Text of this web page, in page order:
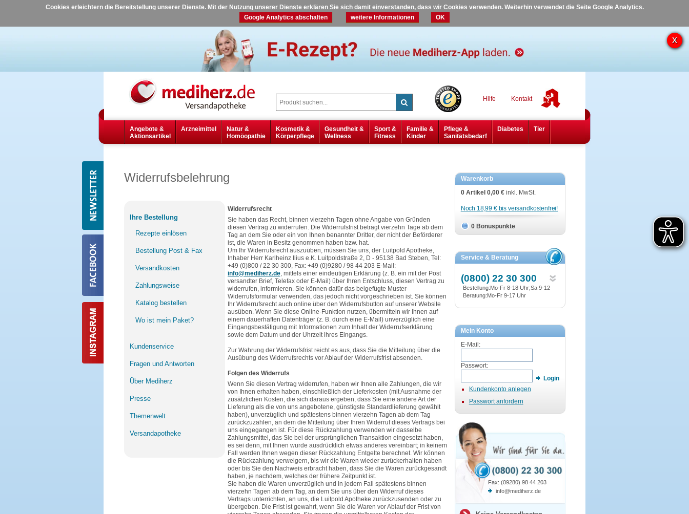
Cookies erleichtern die Bereitstellung unserer Dienste. Mit der Nutzung unserer Dienste erklären Sie sich damit einverstanden, dass wir Cookies verwenden. Weiterhin verwendet die Seite Google Analytics.
Google Analytics abschalten
weitere Informationen OK
Hilfe Kontakt
Angebote &
Aktionsartikel
Arzneimittel
Natur &
Homöopathie
Kosmetik &
Körperpflege
Gesundheit &
Wellness
Sport &
Fitness
Familie &
Kinder
Pflege &
Sanitätsbedarf
Diabetes Tier
Widerrufsbelehrung
Widerrufsrecht
Sie haben das Recht, binnen vierzehn Tagen ohne Angabe von Gründen
diesen Vertrag zu widerrufen. Die Widerrufsfrist beträgt vierzehn Tage ab dem
Tag an dem Sie oder ein von Ihnen benannter Dritter, der nicht der Beförderer
ist, die Waren in Besitz genommen haben bzw. hat.
Um Ihr Widerrufsrecht auszuüben, müssen Sie uns, der Luitpold Apotheke,
Inhaber Herr Karlheinz Ilius e.K. Luitpoldstraße 2, D - 95138 Bad Steben, Tel:
+49 (0)800 / 22 30 300, Fax: +49 (0)9280 / 98 44 203 E-Mail:
info@mediherz.de, mittels einer eindeutigen Erklärung (z. B. ein mit der Post
versandter Brief, Telefax oder E-Mail) über Ihren Entschluss, diesen Vertrag zu
widerrufen, informieren. Sie können dafür das beigefügte Muster-
Widerrufsformular verwenden, das jedoch nicht vorgeschrieben ist. Sie können
Ihr Widerrufsrecht auch online über den Widerrufsbutton auf unserer Website
ausüben. Wenn Sie diese Online-Funktion nutzen, übermitteln wir Ihnen auf
einem dauerhaften Datenträger (z. B. durch eine E-Mail) unverzüglich eine
Eingangsbestätigung mit Informationen zum Inhalt der Widerrufserklärung
sowie dem Datum und der Uhrzeit ihres Eingangs.
Zur Wahrung der Widerrufsfrist reicht es aus, dass Sie die Mitteilung über die
Ausübung des Widerrufsrechts vor Ablauf der Widerrufsfrist absenden.
Folgen des Widerrufs
Wenn Sie diesen Vertrag widerrufen, haben wir Ihnen alle Zahlungen, die wir
von Ihnen erhalten haben, einschließlich der Lieferkosten (mit Ausnahme der
zusätzlichen Kosten, die sich daraus ergeben, dass Sie eine andere Art der
Lieferung als die von uns angebotene, günstigste Standardlieferung gewählt
haben), unverzüglich und spätestens binnen vierzehn Tagen ab dem Tag
zurückzuzahlen, an dem die Mitteilung über Ihren Widerruf dieses Vertrags bei
uns eingegangen ist. Für diese Rückzahlung verwenden wir dasselbe
Zahlungsmittel, das Sie bei der ursprünglichen Transaktion eingesetzt haben,
es sei denn, mit Ihnen wurde ausdrücklich etwas anderes vereinbart; in keinem
Fall werden Ihnen wegen dieser Rückzahlung Entgelte berechnet. Wir können
die Rückzahlung verweigern, bis wir die Waren wieder zurückerhalten haben
oder bis Sie den Nachweis erbracht haben, dass Sie die Waren zurückgesandt
haben, je nachdem, welches der frühere Zeitpunkt ist.
Sie haben die Waren unverzüglich und in jedem Fall spätestens binnen
vierzehn Tagen ab dem Tag, an dem Sie uns über den Widerruf dieses
Vertrags unterrichten, an uns, die Luitpold Apotheke zurückzusenden oder zu
übergeben. Die Frist ist gewahrt, wenn Sie die Waren vor Ablauf der Frist von
Warenkorb
0 Artikel 0,00 € inkl. MwSt.
Noch 18,99 € bis versandkostenfrei!
0 Bonuspunkte
Service & Beratung
(0800) 22 30 300
Bestellung:Mo-Fr 8-18 Uhr;Sa 9-12
Beratung:Mo-Fr 9-17 Uhr
Mein Konto
E-Mail:
Passwort:
Login
Kundenkonto anlegen
Passwort anfordern
Fax: (09280) 98 44 203
info@mediherz.de
Ihre Bestellung
Rezepte einlösen
Bestellung Post & Fax
Versandkosten
Zahlungsweise
Katalog bestellen
Wo ist mein Paket?
Kundenservice
Fragen und Antworten
Über Mediherz
Presse
Themenwelt
Versandapotheke